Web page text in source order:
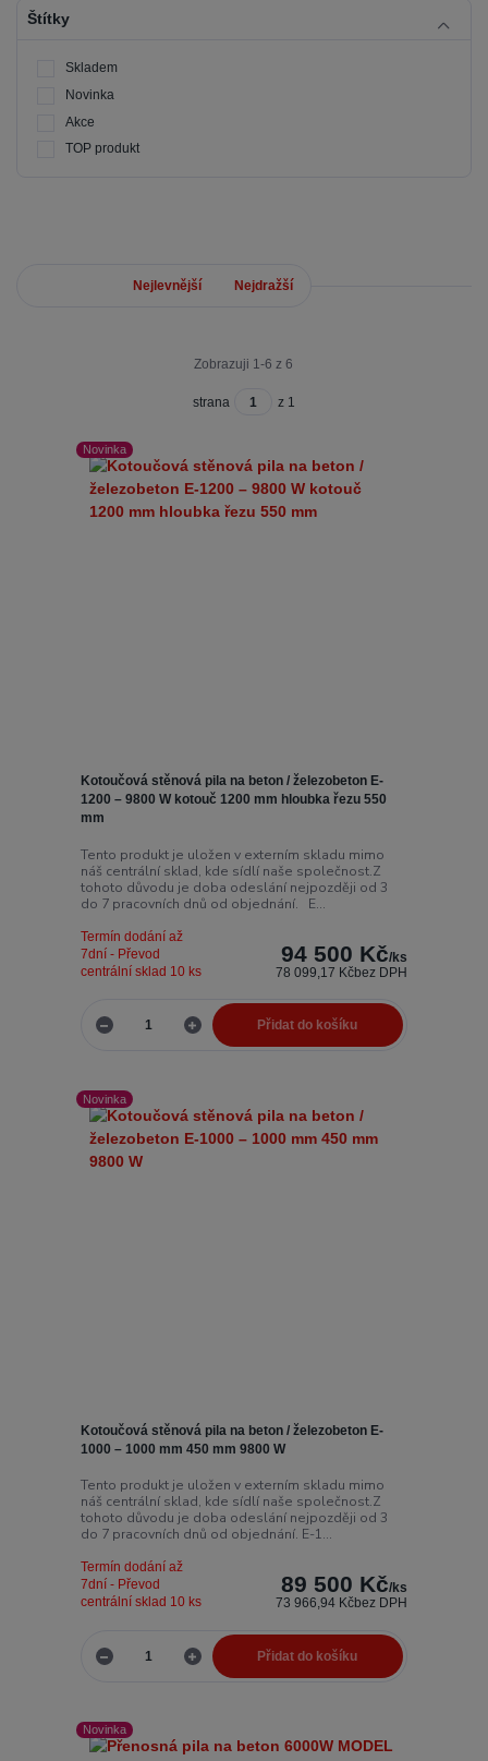
Štítky
Skladem
Novinka
Akce
TOP produkt
Nejlevnější Nejdražší
Zobrazuji 1-6 z 6
strana z 1
Novinka
Kotoučová stěnová pila na beton / železobeton E-
1200 – 9800 W kotouč 1200 mm hloubka řezu 550
mm
Tento produkt je uložen v externím skladu mimo
náš centrální sklad, kde sídlí naše společnost.Z
tohoto důvodu je doba odeslání nejpozději od 3
do 7 pracovních dnů od objednání. E...
94 500 Kč/ks
78 099,17 Kčbez DPH
Termín dodání až
7dní - Převod
centrální sklad 10 ks
Přidat do košíku
Novinka
Kotoučová stěnová pila na beton / železobeton E-
1000 – 1000 mm 450 mm 9800 W
Tento produkt je uložen v externím skladu mimo
náš centrální sklad, kde sídlí naše společnost.Z
tohoto důvodu je doba odeslání nejpozději od 3
do 7 pracovních dnů od objednání. E-1...
89 500 Kč/ks
73 966,94 Kčbez DPH
Termín dodání až
7dní - Převod
centrální sklad 10 ks
Přidat do košíku
Novinka